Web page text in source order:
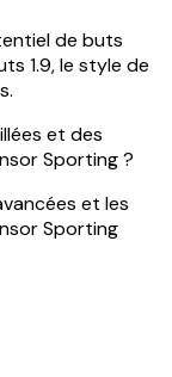
de buts
1.9, le style de
et des
Sporting ?
et les
Sporting